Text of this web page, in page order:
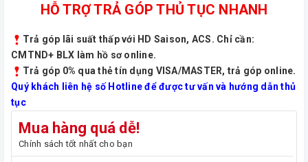
HỖ TRỢ TRẢ GÓP THỦ TỤC NHANH
Trả góp lãi suất thấp với HD Saison, ACS. Chỉ cần:
CMTND+ BLX làm hồ sơ online.
Trả góp 0% qua thẻ tín dụng VISA/MASTER, trả góp online.
Quý khách liên hệ số Hotline để được tư vấn và hướng dẫn thủ
tục
Mua hàng quá dễ!
Chính sách tốt nhất cho bạn